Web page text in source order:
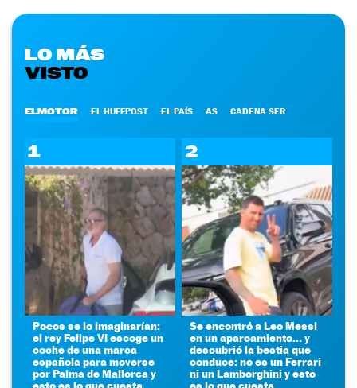
LO MÁS
VISTO
ELMOTOR EL HUFFPOST EL PAÍS AS CADENA SER
1
Pocos se lo imaginarían:
el rey Felipe VI escoge un
coche de una marca
española para moverse
por Palma de Mallorca y
2
Se encontró a Leo Messi
en un aparcamiento... y
descubrió la bestia que
conduce: no es un Ferrari
ni un Lamborghini y esto